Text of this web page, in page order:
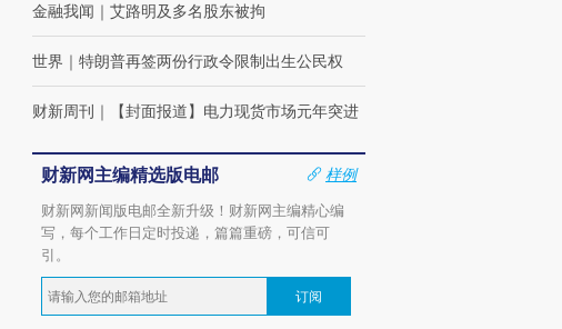
金融我闻 ｜ 艾路明及多名股东被拘
世界 ｜ 特朗普再签两份行政令限制出生公民权
财新周刊 ｜ 【封面报道】电力现货市场元年突进
财新网主编精选版电邮
样例
财新网新闻版电邮全新升级！财新网主编精心编
写，每个工作日定时投递，篇篇重磅，可信可
引。
订阅